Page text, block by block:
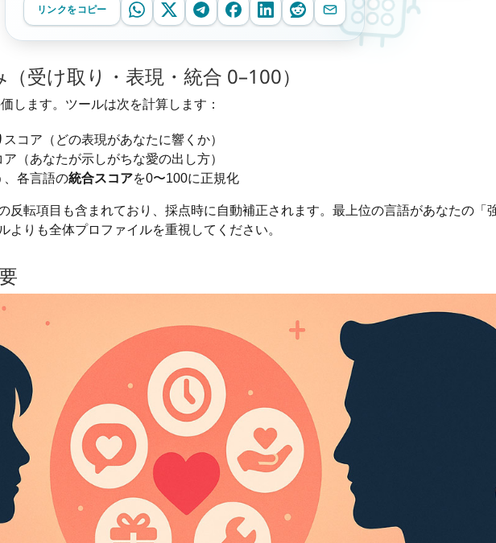
リンクをコピー
受け取り・表現・統合 0–100）
します。ツールは次を計算します：
スコア（どの表現があなたに響くか）
ア（あなたが示しがちな愛の出し方）
、各言語の統合スコアを0〜100に正規化
反転項目も含まれており、採点時に自動補正されます。最上位の言語があなたの「
よりも全体プロファイルを重視してください。